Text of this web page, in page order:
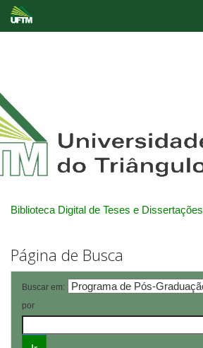
Biblioteca Digital de Teses e Dissertações
Página de Busca
Buscar em:
por